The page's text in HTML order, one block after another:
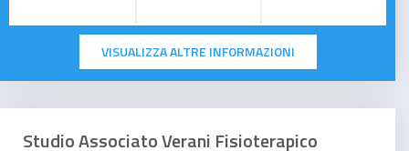
VISUALIZZA ALTRE INFORMAZIONI
Studio Associato Verani Fisioterapico